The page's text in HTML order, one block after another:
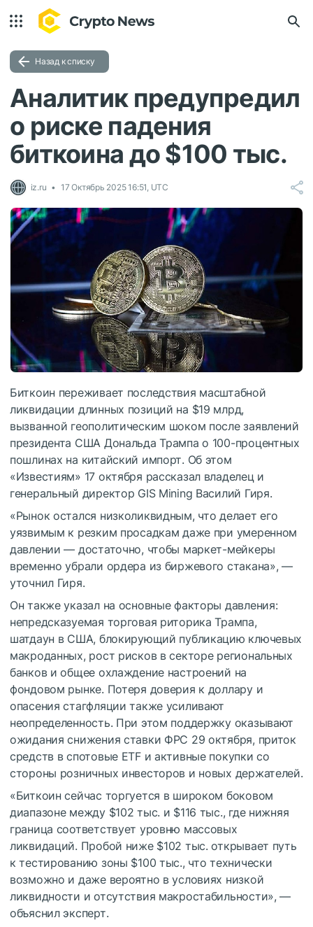
Назад к списку
Аналитик предупредил
о риске падения
биткоина до $100 тыс.
iz.ru 17 Октябрь 2025 16:51, UTC
Биткоин переживает последствия масштабной
ликвидации длинных позиций на $19 млрд,
вызванной геополитическим шоком после заявлений
президента США Дональда Трампа о 100-процентных
пошлинах на китайский импорт. Об этом
«Известиям» 17 октября рассказал владелец и
генеральный директор GIS Mining Василий Гиря.
«Рынок остался низколиквидным, что делает его
уязвимым к резким просадкам даже при умеренном
давлении — достаточно, чтобы маркет-мейкеры
временно убрали ордера из биржевого стакана», —
уточнил Гиря.
Он также указал на основные факторы давления:
непредсказуемая торговая риторика Трампа,
шатдаун в США, блокирующий публикацию ключевых
макроданных, рост рисков в секторе региональных
банков и общее охлаждение настроений на
фондовом рынке. Потеря доверия к доллару и
опасения стагфляции также усиливают
неопределенность. При этом поддержку оказывают
ожидания снижения ставки ФРС 29 октября, приток
средств в спотовые ETF и активные покупки со
стороны розничных инвесторов и новых держателей.
«Биткоин сейчас торгуется в широком боковом
диапазоне между $102 тыс. и $116 тыс., где нижняя
граница соответствует уровню массовых
ликвидаций. Пробой ниже $102 тыс. открывает путь
к тестированию зоны $100 тыс., что технически
возможно и даже вероятно в условиях низкой
ликвидности и отсутствия макростабильности», —
объяснил эксперт.